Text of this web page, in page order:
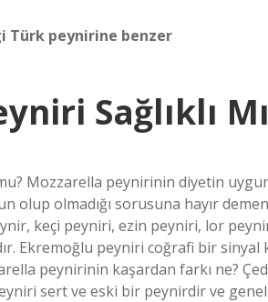
Türk peynirine benzer
Sağlıklı Mı
Mozzarella peynirinin diyetin
olmadığı sorusuna hayır
keçi peyniri, ezin peyniri, lor
Ekremoğlu peyniri coğrafi bir sinyal
peynirinin kaşardan farkı ne?
sert ve eski bir peynirdir ve